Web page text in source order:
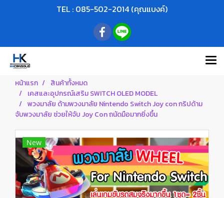
TEL : 085-502-2014 (คุณแบงค์)
หน้าแรก
สินค้าทั้งหมด
เคสและอุปกรณ์เสริม SWITCH OLED MODEL
พวงมาลัย ด้ามพวงมาลัย Nintendo Switch Joy con กริปด้าม
จับพวงมาลัย ช่วยให้จับ Joy Con ถนัดมือมากยิ่งขึ้น
New